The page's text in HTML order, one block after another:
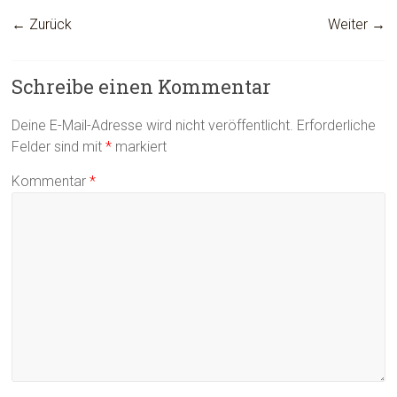
← Zurück Weiter →
Schreibe einen Kommentar
Deine E-Mail-Adresse wird nicht veröffentlicht. Erforderliche
Felder sind mit* markiert
Kommentar*